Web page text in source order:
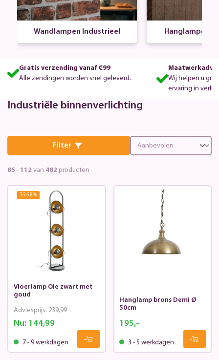
Wandlampen Industrieel Hanglampen
Gratis verzending vanaf €99
Alle zendingen worden snel geleverd.
Wij helpen u
ervaring in
Industriële binnenverlichting
Filter
85 - 112 van 482 producten
39.58%
Vloerlamp Ole zwart met
goud
Nu:144,99
Adviesprijs: 239,99
7 - 9 werkdagen
Hanglamp brons Demi Ø
50cm
195,-
3 - 5 werkdagen